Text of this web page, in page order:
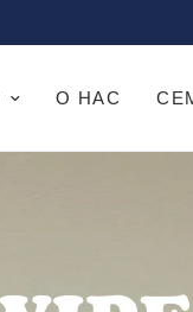
О НАС